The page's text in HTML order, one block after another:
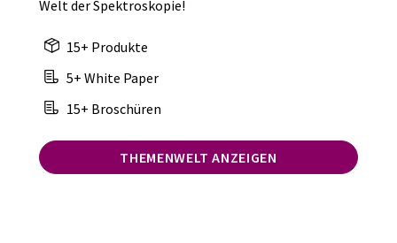
Welt der Spektroskopie!
15+ Produkte
5+ White Paper
15+ Broschüren
THEMENWELT ANZEIGEN